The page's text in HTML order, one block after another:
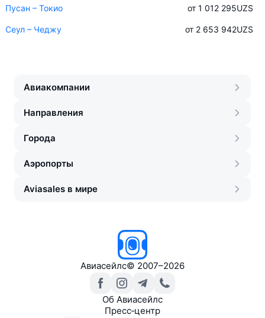
Пусан – Токио от 1 012 295UZS
Сеул – Чеджу от 2 653 942UZS
Авиакомпании
Направления
Города
Аэропорты
Aviasales в мире
Авиасейлс© 2007–2026
Об Авиасейлс
Пресс‑центр